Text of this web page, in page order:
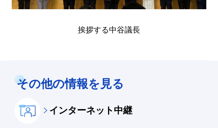
挨拶する中谷議長
その他の情報を見る
インターネット中継